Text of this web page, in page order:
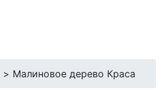
> Малиновое дерево Краса